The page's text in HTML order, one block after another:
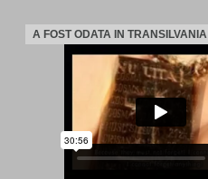
A FOST ODATA IN TRANSILVANIA